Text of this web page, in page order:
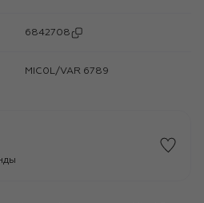
6842708
MIC0L/VAR 6789